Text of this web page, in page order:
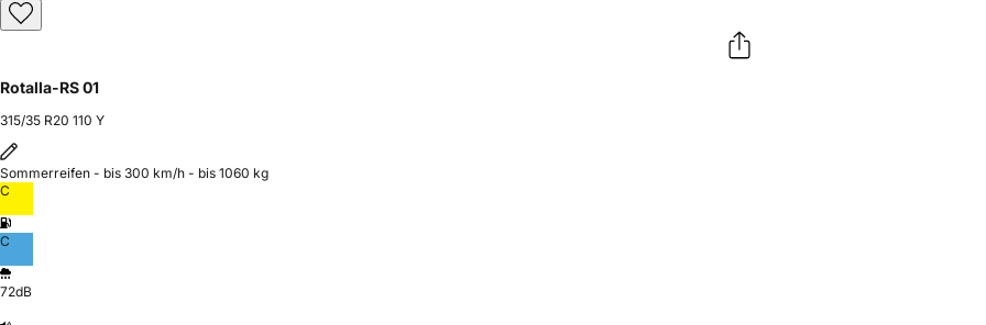
Rotalla-RS 01
315/35 R20 110 Y
Sommerreifen - bis 300 km/h - bis 1060 kg
C
C
72dB